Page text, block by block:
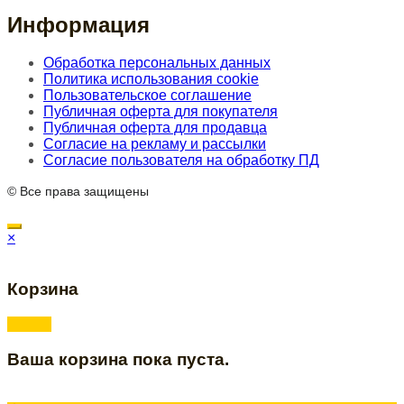
Информация
Обработка персональных данных
Политика использования cookie
Пользовательское соглашение
Публичная оферта для покупателя
Публичная оферта для продавца
Согласие на рекламу и рассылки
Согласие пользователя на обработку ПД
© Все права защищены
×
Корзина
Ваша корзина пока пуста.